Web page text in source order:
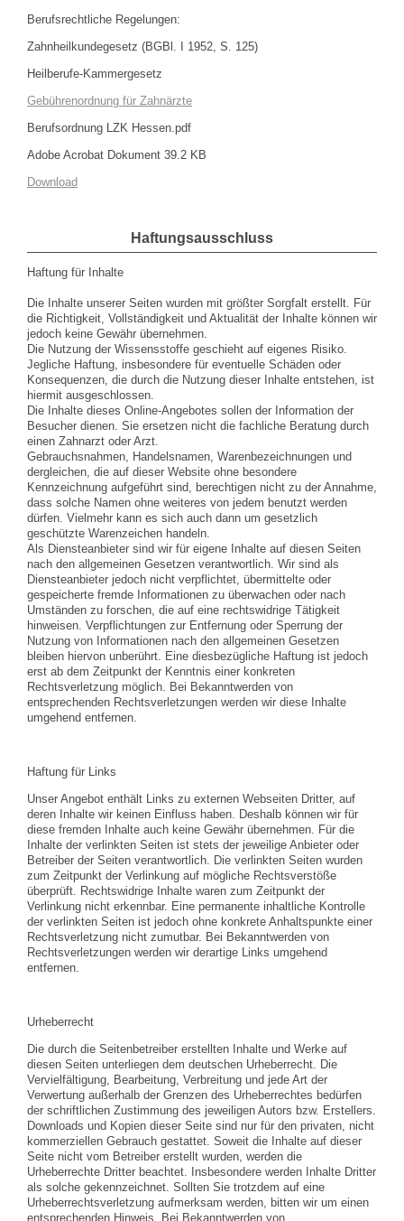
Berufsrechtliche Regelungen:
Zahnheilkundegesetz (BGBl. I 1952, S. 125)
Heilberufe-Kammergesetz
Gebührenordnung für Zahnärzte
Berufsordnung LZK Hessen.pdf
Adobe Acrobat Dokument 39.2 KB
Download
Haftungsausschluss
Haftung für Inhalte
Die Inhalte unserer Seiten wurden mit größter Sorgfalt erstellt. Für
die Richtigkeit, Vollständigkeit und Aktualität der Inhalte können wir
jedoch keine Gewähr übernehmen.
Die Nutzung der Wissensstoffe geschieht auf eigenes Risiko.
Jegliche Haftung, insbesondere für eventuelle Schäden oder
Konsequenzen, die durch die Nutzung dieser Inhalte entstehen, ist
hiermit ausgeschlossen.
Die Inhalte dieses Online-Angebotes sollen der Information der
Besucher dienen. Sie ersetzen nicht die fachliche Beratung durch
einen Zahnarzt oder Arzt.
Gebrauchsnahmen, Handelsnamen, Warenbezeichnungen und
dergleichen, die auf dieser Website ohne besondere
Kennzeichnung aufgeführt sind, berechtigen nicht zu der Annahme,
dass solche Namen ohne weiteres von jedem benutzt werden
dürfen. Vielmehr kann es sich auch dann um gesetzlich
geschützte Warenzeichen handeln.
Als Diensteanbieter sind wir für eigene Inhalte auf diesen Seiten
nach den allgemeinen Gesetzen verantwortlich. Wir sind als
Diensteanbieter jedoch nicht verpflichtet, übermittelte oder
gespeicherte fremde Informationen zu überwachen oder nach
Umständen zu forschen, die auf eine rechtswidrige Tätigkeit
hinweisen. Verpflichtungen zur Entfernung oder Sperrung der
Nutzung von Informationen nach den allgemeinen Gesetzen
bleiben hiervon unberührt. Eine diesbezügliche Haftung ist jedoch
erst ab dem Zeitpunkt der Kenntnis einer konkreten
Rechtsverletzung möglich. Bei Bekanntwerden von
entsprechenden Rechtsverletzungen werden wir diese Inhalte
umgehend entfernen.
Haftung für Links
Unser Angebot enthält Links zu externen Webseiten Dritter, auf
deren Inhalte wir keinen Einfluss haben. Deshalb können wir für
diese fremden Inhalte auch keine Gewähr übernehmen. Für die
Inhalte der verlinkten Seiten ist stets der jeweilige Anbieter oder
Betreiber der Seiten verantwortlich. Die verlinkten Seiten wurden
zum Zeitpunkt der Verlinkung auf mögliche Rechtsverstöße
überprüft. Rechtswidrige Inhalte waren zum Zeitpunkt der
Verlinkung nicht erkennbar. Eine permanente inhaltliche Kontrolle
der verlinkten Seiten ist jedoch ohne konkrete Anhaltspunkte einer
Rechtsverletzung nicht zumutbar. Bei Bekanntwerden von
Rechtsverletzungen werden wir derartige Links umgehend
entfernen.
Urheberrecht
Die durch die Seitenbetreiber erstellten Inhalte und Werke auf
diesen Seiten unterliegen dem deutschen Urheberrecht. Die
Vervielfältigung, Bearbeitung, Verbreitung und jede Art der
Verwertung außerhalb der Grenzen des Urheberrechtes bedürfen
der schriftlichen Zustimmung des jeweiligen Autors bzw. Erstellers.
Downloads und Kopien dieser Seite sind nur für den privaten, nicht
kommerziellen Gebrauch gestattet. Soweit die Inhalte auf dieser
Seite nicht vom Betreiber erstellt wurden, werden die
Urheberrechte Dritter beachtet. Insbesondere werden Inhalte Dritter
als solche gekennzeichnet. Sollten Sie trotzdem auf eine
Urheberrechtsverletzung aufmerksam werden, bitten wir um einen
entsprechenden Hinweis. Bei Bekanntwerden von